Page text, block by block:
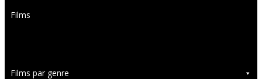
Films
Films par genre